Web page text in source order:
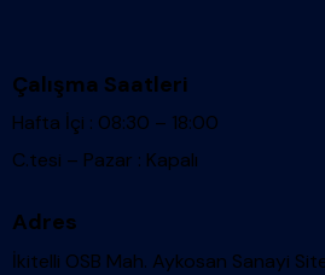
Çalışma Saatleri
Hafta İçi : 08:30 – 18:00
C.tesi – Pazar : Kapalı
Adres
İkitelli OSB Mah. Aykosan Sanayi